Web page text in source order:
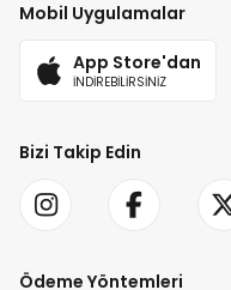
Mobil Uygulamalar
App Store'dan
İNDİREBİLİRSİNİZ
Bizi Takip Edin
Ödeme Yöntemleri